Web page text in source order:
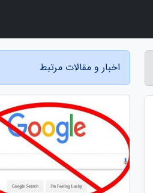
اخبار و مقالات مرتبط